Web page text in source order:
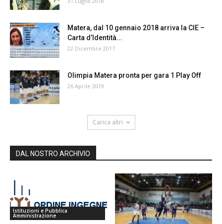
Matera, dal 10 gennaio 2018 arriva la CIE –
Carta d’Identità...
22 Dicembre 2017
Olimpia Matera pronta per gara 1 Play Off
26 Aprile 2019
Carica altri
DAL NOSTRO ARCHIVIO
Istituzioni e Pubblica
Amministrazione